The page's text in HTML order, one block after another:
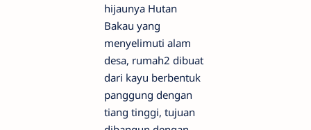
hijaunya Hutan
Bakau yang
menyelimuti alam
desa, rumah2 dibuat
dari kayu berbentuk
panggung dengan
tiang tinggi, tujuan